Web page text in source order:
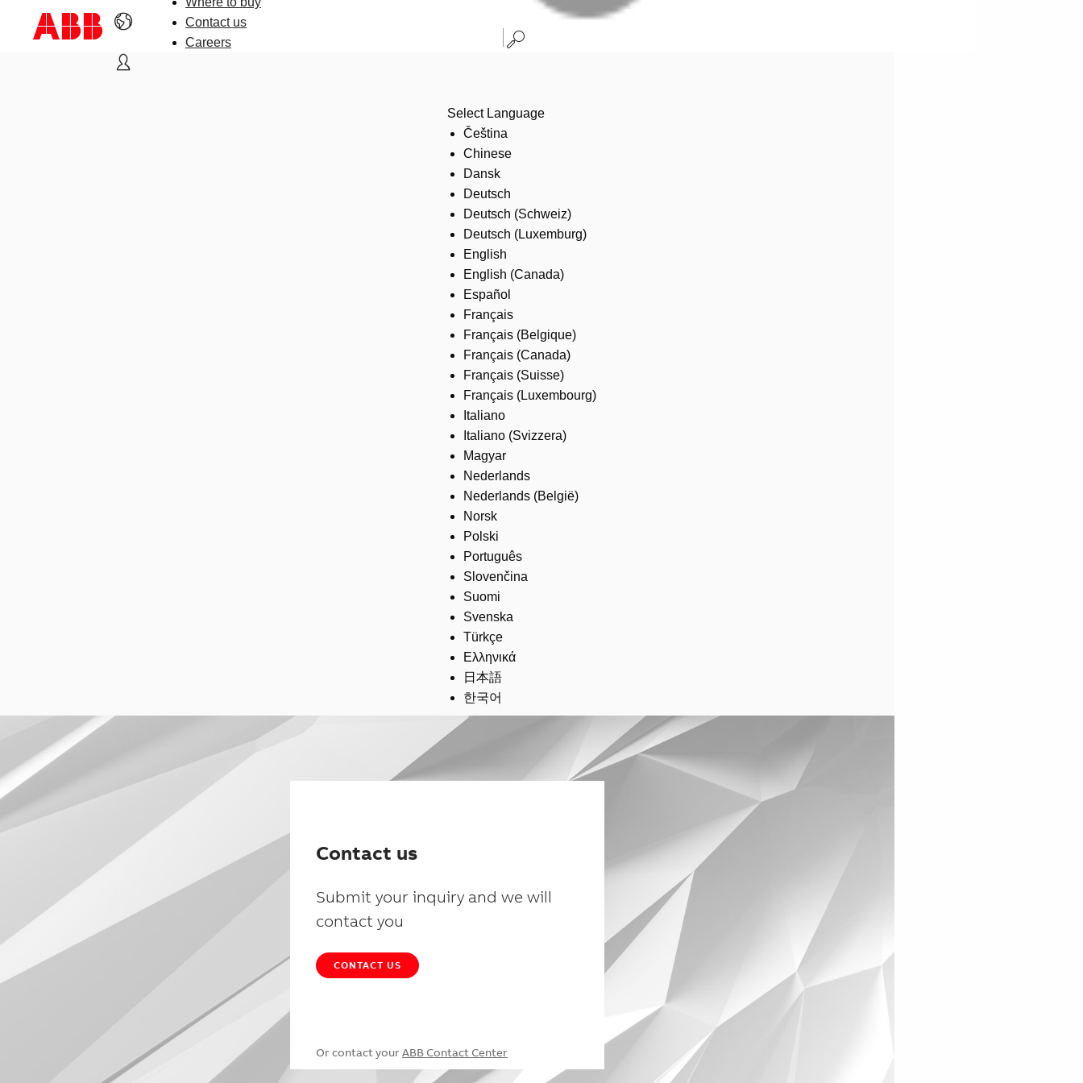
Contact us
Careers
Select Language
Čeština
Chinese
Dansk
Deutsch
Deutsch (Schweiz)
Deutsch (Luxemburg)
English
English (Canada)
Español
Français
Français (Belgique)
Français (Canada)
Français (Suisse)
Français (Luxembourg)
Italiano
Italiano (Svizzera)
Magyar
Nederlands
Nederlands (België)
Norsk
Polski
Português
Slovenčina
Suomi
Svenska
Türkçe
Ελληνικά
日本語
한국어
Contact us
Submit your inquiry and we will
contact you
CONTACT US
Or contact your ABB Contact Center